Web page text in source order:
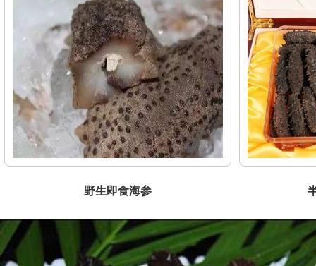
野生即食海参